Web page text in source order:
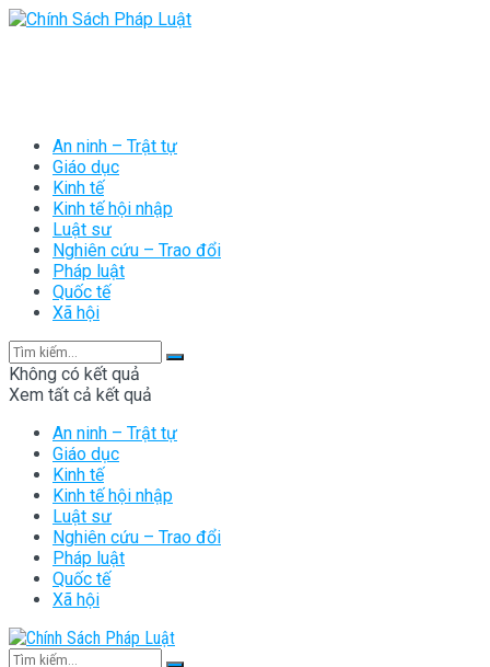
An ninh – Trật tự
Giáo dục
Kinh tế
Kinh tế hội nhập
Luật sư
Nghiên cứu – Trao đổi
Pháp luật
Quốc tế
Xã hội
Không có kết quả
Xem tất cả kết quả
An ninh – Trật tự
Giáo dục
Kinh tế
Kinh tế hội nhập
Luật sư
Nghiên cứu – Trao đổi
Pháp luật
Quốc tế
Xã hội